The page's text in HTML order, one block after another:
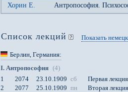
Хорин Е.
Антропософия.
Список лекций Показать
Берлин , Германия:
I. Антропософия (4)
1
2074 23.10.1909 сб
Первая лекция
2
2077 25.10.1909 пн
Вторая лекция